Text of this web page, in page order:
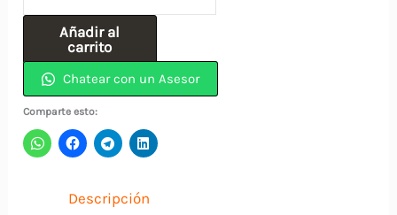
De
Amigo
5"x
7"
Negro
MENSULA
cantidad
Añadir al
carrito
Chatear con un Asesor
Comparte esto:
Descripción